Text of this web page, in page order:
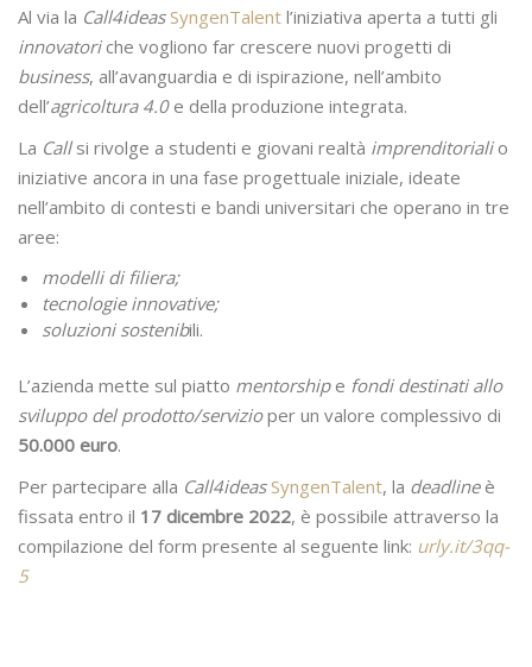
Al via la Call4ideas SyngenTalent l’iniziativa aperta a tutti gli
innovatoriche vogliono far crescere nuovi progetti di
business, all’avanguardia e di ispirazione, nell’ambito
dell’agricoltura 4.0 e della produzione integrata.
La Callsi rivolge a studenti e giovani realtà imprenditorialio
iniziative ancora in una fase progettuale iniziale, ideate
nell’ambito di contesti e bandi universitari che operano in tre
aree:
modelli di filiera;
tecnologie innovative;
soluzioni sostenibili.
L’azienda mette sul piatto mentorshipe fondi destinati allo
sviluppo del prodotto/servizioper un valore complessivo di
50.000 euro.
Per partecipare alla Call4ideas SyngenTalent, la deadline è
fissata entro il 17 dicembre 2022, è possibile attraverso la
compilazione del form presente al seguente link: urly.it/3qq-
5